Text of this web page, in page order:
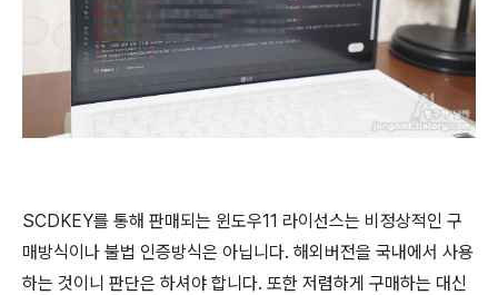
SCDKEY를 통해 판매되는 윈도우11 라이선스는 비정상적인 구
매방식이나 불법 인증방식은 아닙니다. 해외버전을 국내에서 사용
하는 것이니 판단은 하셔야 합니다. 또한 저렴하게 구매하는 대신